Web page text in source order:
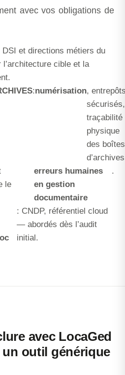
avec vos obligations de
et directions métiers du
cible et la
:numérisation,
sécurisés,
traçabilité
physique
des boîtes
le
erreurs humaines
en gestion
documentaire
.
: CNDP, référentiel cloud
— abordés dès l’audit
initial.
avec LocaGed
un outil générique